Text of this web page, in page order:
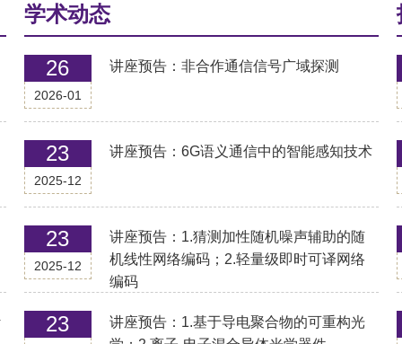
学术动态
26
2026-01
讲座预告：非合作通信信号广域探测
23
2025-12
讲座预告：6G语义通信中的智能感知技术
23
2025-12
讲座预告：1.猜测加性随机噪声辅助的随
机线性网络编码；2.轻量级即时可译网络
编码
23
讲座预告：1.基于导电聚合物的可重构光